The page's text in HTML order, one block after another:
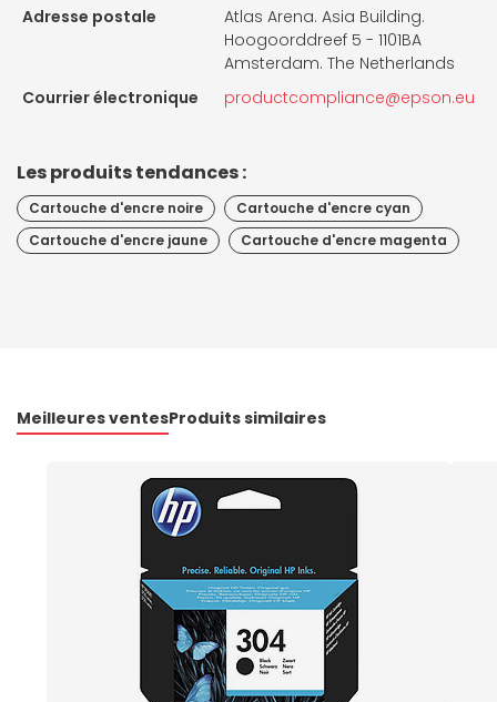
Adresse postale
Atlas Arena. Asia Building.
Hoogoorddreef 5 - 1101BA
Amsterdam. The Netherlands
Courrier électronique
productcompliance@epson.eu
Les produits tendances :
Cartouche d'encre noire
Cartouche d'encre cyan
Cartouche d'encre jaune
Cartouche d'encre magenta
Meilleures ventesProduits similaires